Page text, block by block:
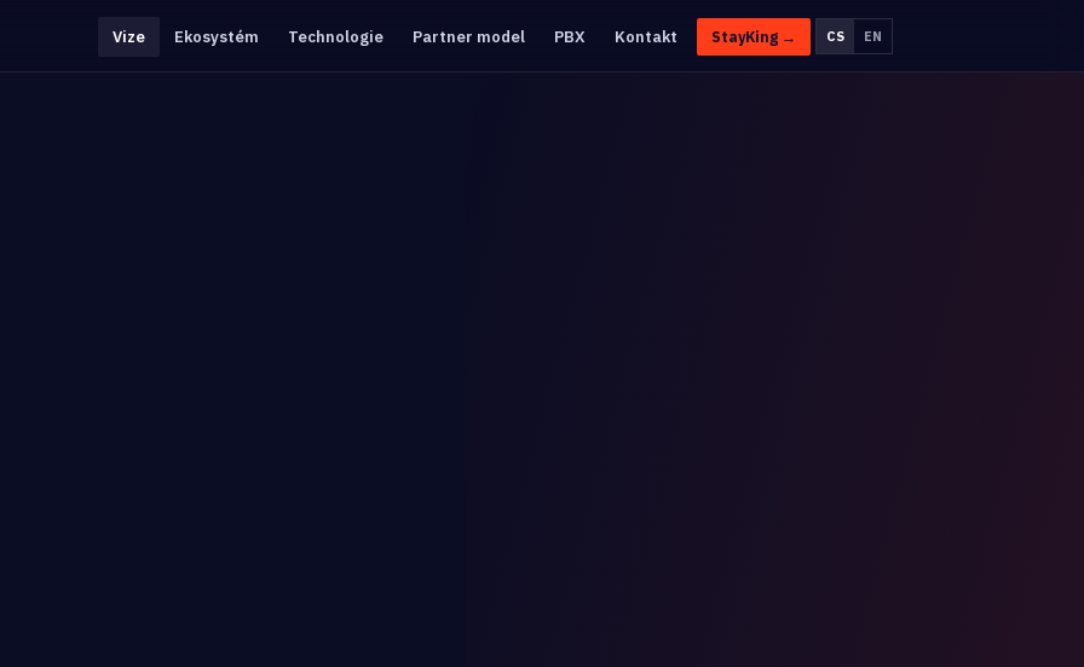
Vize Ekosystém Technologie Partner model PBX Kontakt StayKing → CS EN